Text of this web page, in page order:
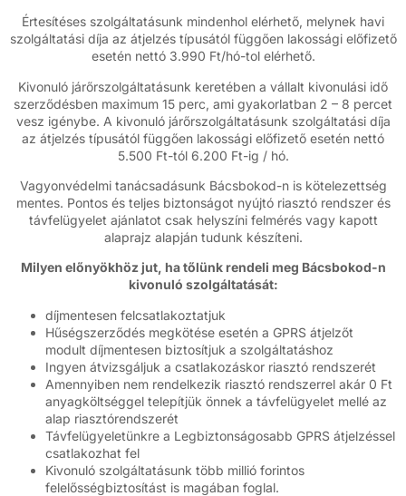
Értesítéses szolgáltatásunk mindenhol elérhető, melynek havi
szolgáltatási díja az átjelzés típusától függően lakossági előfizető
esetén nettó 3.990 Ft/hó-tol elérhető.
Kivonuló járőrszolgáltatásunk keretében a vállalt kivonulási idő
szerződésben maximum 15 perc, ami gyakorlatban 2 – 8 percet
vesz igénybe. A kivonuló járőrszolgáltatásunk szolgáltatási díja
az átjelzés típusától függően lakossági előfizető esetén nettó
5.500 Ft-tól 6.200 Ft-ig / hó.
Vagyonvédelmi tanácsadásunk Bácsbokod-n is kötelezettség
mentes. Pontos és teljes biztonságot nyújtó riasztó rendszer és
távfelügyelet ajánlatot csak helyszíni felmérés vagy kapott
alaprajz alapján tudunk készíteni.
Milyen előnyökhöz jut, ha tőlünk rendeli meg Bácsbokod-n
kivonuló szolgáltatását:
díjmentesen felcsatlakoztatjuk
Hűségszerződés megkötése esetén a GPRS átjelzőt
modult díjmentesen biztosítjuk a szolgáltatáshoz
Ingyen átvizsgáljuk a csatlakozáskor riasztó rendszerét
Amennyiben nem rendelkezik riasztó rendszerrel akár 0 Ft
anyagköltséggel telepítjük önnek a távfelügyelet mellé az
alap riasztórendszerét
Távfelügyeletünkre a Legbiztonságosabb GPRS átjelzéssel
csatlakozhat fel
Kivonuló szolgáltatásunk több millió forintos
felelősségbiztosítást is magában foglal.